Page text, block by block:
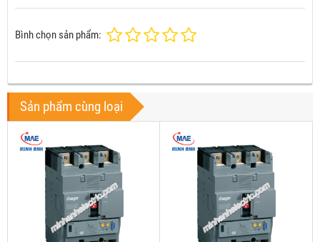
Bình chọn sản phẩm:
Sản phẩm cùng loại